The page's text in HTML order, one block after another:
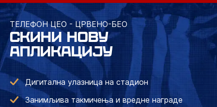
ТЕЛЕФОН ЦЕО - ЦРВЕНО-БЕО
СКИНИ НОВУ
АПЛИКАЦИЈУ
Дигитална улазница на стадион
Занимљива такмичења и вредне награде